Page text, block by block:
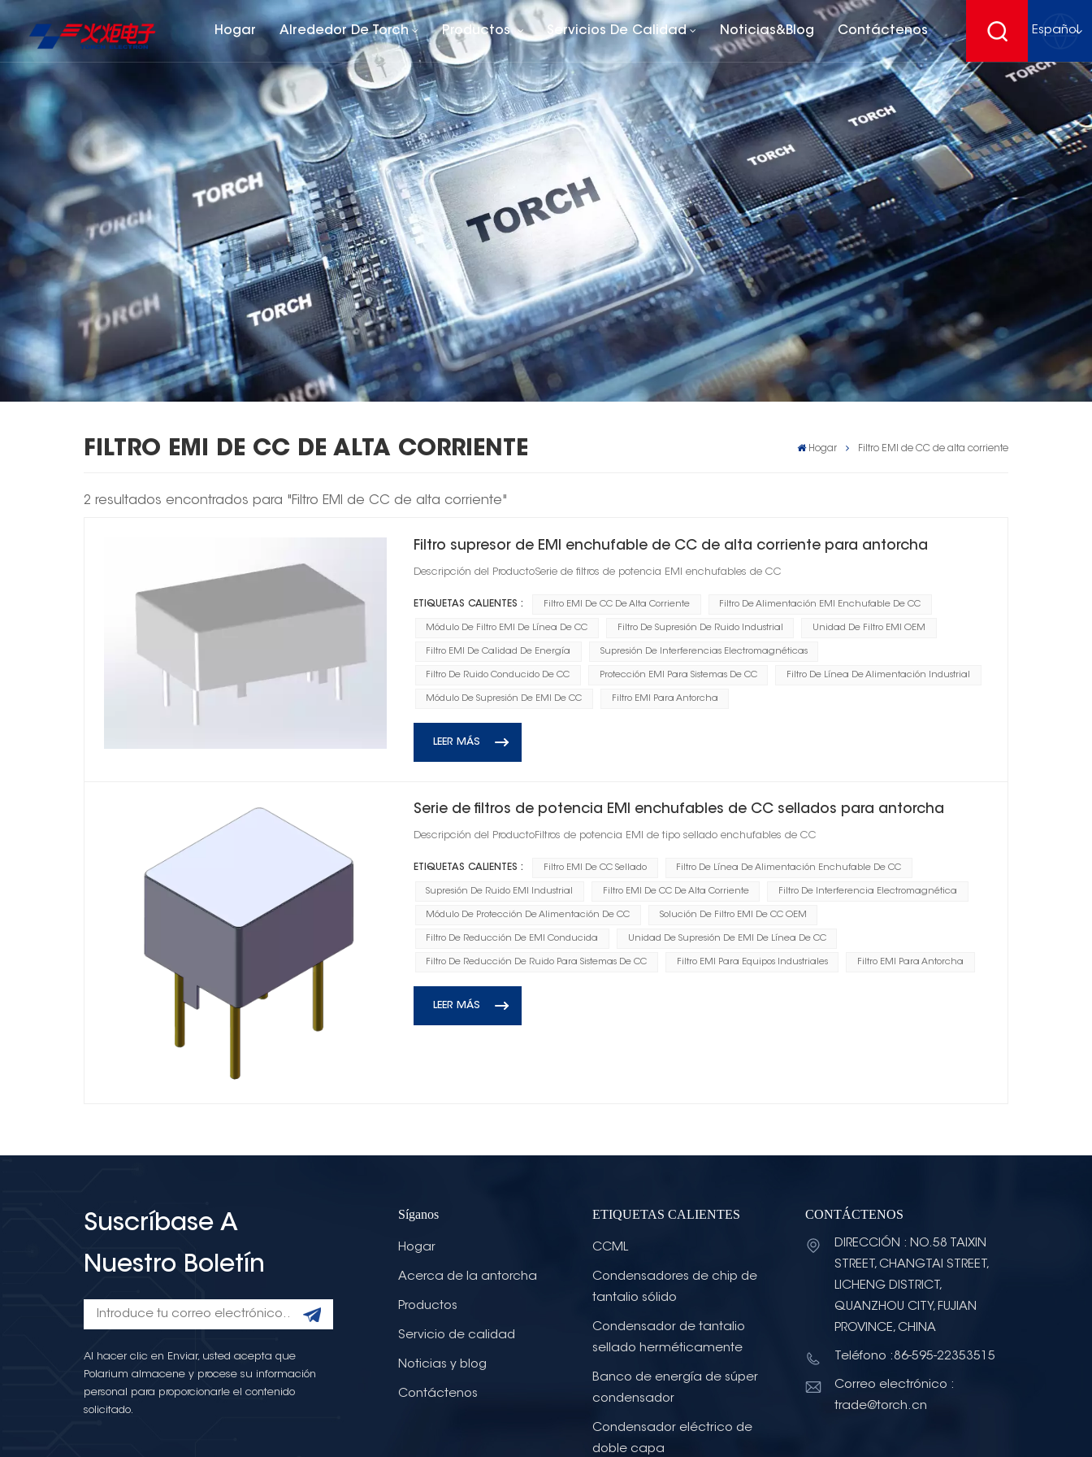
Hogar Alrededor De Torch Productos Servicios De Calidad Noticias&Blog Contáctenos Español
English
français
Deutsch
español
FILTRO EMI DE CC DE ALTA CORRIENTE Hogar Filtro EMI de CC de alta corriente
2 resultados encontrados para "Filtro EMI de CC de alta corriente"
Filtro supresor de EMI enchufable de CC de alta corriente para antorcha
Descripción del ProductoSerie de filtros de potencia EMI enchufables de CC
ETIQUETAS CALIENTES : Filtro EMI De CC De Alta Corriente Filtro De Alimentación EMI Enchufable De CC
Módulo De Filtro EMI De Línea De CC Filtro De Supresión De Ruido Industrial Unidad De Filtro EMI OEM
Filtro EMI De Calidad De Energía Supresión De Interferencias Electromagnéticas
Filtro De Ruido Conducido De CC Protección EMI Para Sistemas De CC Filtro De Línea De Alimentación Industrial
Módulo De Supresión De EMI De CC Filtro EMI Para Antorcha
LEER MÁS
Serie de filtros de potencia EMI enchufables de CC sellados para antorcha
Descripción del ProductoFiltros de potencia EMI de tipo sellado enchufables de CC
ETIQUETAS CALIENTES : Filtro EMI De CC Sellado Filtro De Línea De Alimentación Enchufable De CC
Supresión De Ruido EMI Industrial Filtro EMI De CC De Alta Corriente Filtro De Interferencia Electromagnética
Módulo De Protección De Alimentación De CC Solución De Filtro EMI De CC OEM
Filtro De Reducción De EMI Conducida Unidad De Supresión De EMI De Línea De CC
Filtro De Reducción De Ruido Para Sistemas De CC Filtro EMI Para Equipos Industriales Filtro EMI Para Antorcha
LEER MÁS
Suscríbase A
Nuestro Boletín
Al hacer clic en Enviar, usted acepta que
Polarium almacene y procese su información
personal para proporcionarle el contenido
solicitado.
Síganos
Hogar
Acerca de la antorcha
Productos
Servicio de calidad
Noticias y blog
Contáctenos
ETIQUETAS CALIENTES
CCML
Condensadores de chip de
tantalio sólido
Condensador de tantalio
sellado herméticamente
Banco de energía de súper
condensador
Condensador eléctrico de
doble capa
CONTÁCTENOS
DIRECCIÓN : NO.58 TAIXIN
STREET, CHANGTAI STREET,
LICHENG DISTRICT,
QUANZHOU CITY, FUJIAN
PROVINCE, CHINA
Teléfono :86-595-22353515
Correo electrónico :
trade@torch.cn